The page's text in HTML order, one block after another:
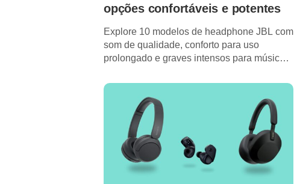
opções confortáveis e potentes
Explore 10 modelos de headphone JBL com
som de qualidade, conforto para uso
prolongado e graves intensos para música,